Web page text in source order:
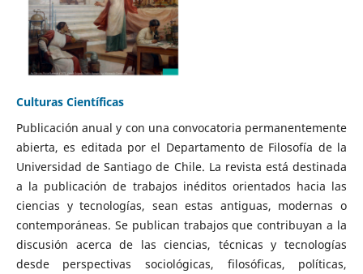
Culturas Científicas
Publicación anual y con una convocatoria permanentemente
abierta, es editada por el Departamento de Filosofía de la
Universidad de Santiago de Chile. La revista está destinada
a la publicación de trabajos inéditos orientados hacia las
ciencias y tecnologías, sean estas antiguas, modernas o
contemporáneas. Se publican trabajos que contribuyan a la
discusión acerca de las ciencias, técnicas y tecnologías
desde perspectivas sociológicas, filosóficas, políticas,